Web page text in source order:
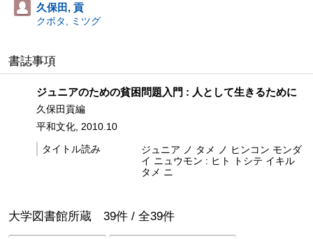
久保田, 貢
クボタ, ミツグ
書誌事項
ジュニアのための貧困問題入門 : 人として生きるために
久保田貢編
平和文化, 2010.10
タイトル読み
ジュニア ノ タメ ノ ヒンコン モンダ
イ ニュウモン : ヒト トシテ イキル
タメ ニ
大学図書館所蔵 39件 / 全39件